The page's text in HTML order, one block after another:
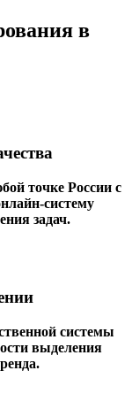
в
точке России с
систему
задач.
системы
выделения